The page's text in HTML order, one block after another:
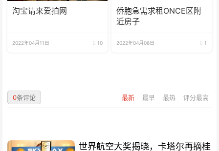
淘宝请来爱拍网
2022年04月11日 10
侨胞急需求租ONCE区附
近房子
2022年04月06日 1
最新 最早 最热 评分最高
0条评论
世界航空大奖揭晓，卡塔尔再摘桂